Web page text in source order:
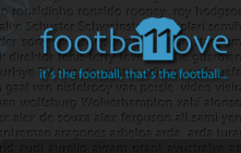
footbaLLove